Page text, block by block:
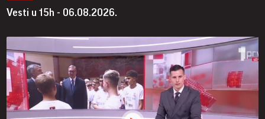
Vesti u 15h - 06.08.2026.